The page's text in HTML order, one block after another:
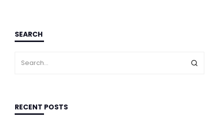
SEARCH
RECENT POSTS